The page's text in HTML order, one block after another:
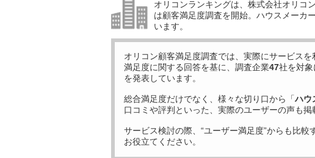
オリコンランキングは、株式会社オリコ
は顧客満足度調査を開始。ハウスメーカ
います。
オリコン顧客満足度調査では、実際にサービスを
満足度に関する回答を基に、調査企業47社を対
を発表しています。
総合満足度だけでなく、様々な切り口から「ハウ
口コミや評判といった、実際のユーザーの声も掲
サービス検討の際、“ユーザー満足度”からも比較
お役立てください。